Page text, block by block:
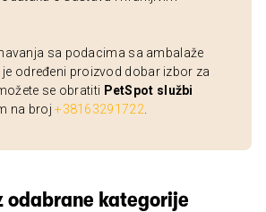
sa podacima sa ambalaže
određeni proizvod dobar izbor za
se obratiti PetSpot službi
na broj+38163291722
odabrane kategorije